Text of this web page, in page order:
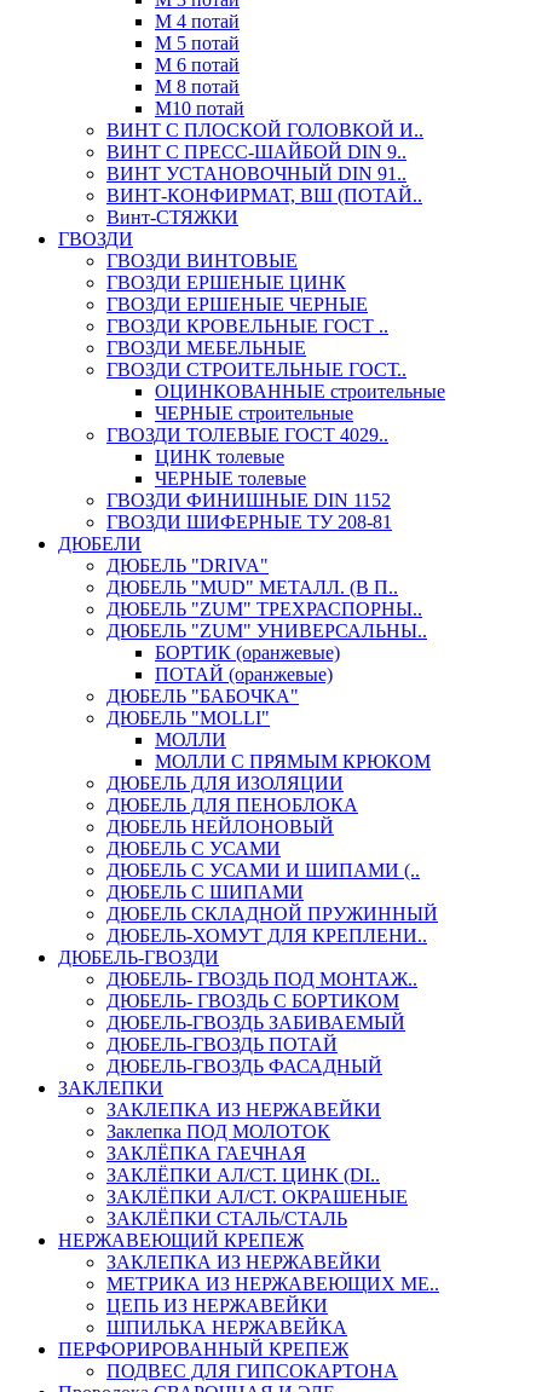
М 4 потай
М 5 потай
М 6 потай
М 8 потай
М10 потай
ВИНТ С ПЛОСКОЙ ГОЛОВКОЙ И..
ВИНТ С ПРЕСС-ШАЙБОЙ DIN 9..
ВИНТ УСТАНОВОЧНЫЙ DIN 91..
ВИНТ-КОНФИРМАТ, ВШ (ПОТАЙ..
Винт-СТЯЖКИ
ГВОЗДИ
ГВОЗДИ ВИНТОВЫЕ
ГВОЗДИ ЕРШЕНЫЕ ЦИНК
ГВОЗДИ ЕРШЕНЫЕ ЧЕРНЫЕ
ГВОЗДИ КРОВЕЛЬНЫЕ ГОСТ ..
ГВОЗДИ МЕБЕЛЬНЫЕ
ГВОЗДИ СТРОИТЕЛЬНЫЕ ГОСТ..
ОЦИНКОВАННЫЕ строительные
ЧЕРНЫЕ строительные
ГВОЗДИ ТОЛЕВЫЕ ГОСТ 4029..
ЦИНК толевые
ЧЕРНЫЕ толевые
ГВОЗДИ ФИНИШНЫЕ DIN 1152
ГВОЗДИ ШИФЕРНЫЕ ТУ 208-81
ДЮБЕЛИ
ДЮБЕЛЬ "DRIVA"
ДЮБЕЛЬ "MUD" МЕТАЛЛ. (В П..
ДЮБЕЛЬ "ZUM" ТРЕХРАСПОРНЫ..
ДЮБЕЛЬ "ZUM" УНИВЕРСАЛЬНЫ..
БОРТИК (оранжевые)
ПОТАЙ (оранжевые)
ДЮБЕЛЬ "БАБОЧКА"
ДЮБЕЛЬ "МOLLI"
МОЛЛИ
МОЛЛИ С ПРЯМЫМ КРЮКОМ
ДЮБЕЛЬ ДЛЯ ИЗОЛЯЦИИ
ДЮБЕЛЬ ДЛЯ ПЕНОБЛОКА
ДЮБЕЛЬ НЕЙЛОНОВЫЙ
ДЮБЕЛЬ С УСАМИ
ДЮБЕЛЬ С УСАМИ И ШИПАМИ (..
ДЮБЕЛЬ С ШИПАМИ
ДЮБЕЛЬ СКЛАДНОЙ ПРУЖИННЫЙ
ДЮБЕЛЬ-ХОМУТ ДЛЯ КРЕПЛЕНИ..
ДЮБЕЛЬ-ГВОЗДИ
ДЮБЕЛЬ- ГВОЗДЬ ПОД МОНТАЖ..
ДЮБЕЛЬ- ГВОЗДЬ С БОРТИКОМ
ДЮБЕЛЬ-ГВОЗДЬ ЗАБИВАЕМЫЙ
ДЮБЕЛЬ-ГВОЗДЬ ПОТАЙ
ДЮБЕЛЬ-ГВОЗДЬ ФАСАДНЫЙ
ЗАКЛЕПКИ
ЗАКЛЕПКА ИЗ НЕРЖАВЕЙКИ
Заклепка ПОД МОЛОТОК
ЗАКЛЁПКА ГАЕЧНАЯ
ЗАКЛЁПКИ АЛ/СТ. ЦИНК (DI..
ЗАКЛЁПКИ АЛ/СТ. ОКРАШЕНЫЕ
ЗАКЛЁПКИ СТАЛЬ/СТАЛЬ
НЕРЖАВЕЮЩИЙ КРЕПЕЖ
ЗАКЛЕПКА ИЗ НЕРЖАВЕЙКИ
МЕТРИКА ИЗ НЕРЖАВЕЮЩИХ МЕ..
ЦЕПЬ ИЗ НЕРЖАВЕЙКИ
ШПИЛЬКА НЕРЖАВЕЙКА
ПЕРФОРИРОВАННЫЙ КРЕПЕЖ
ПОДВЕС ДЛЯ ГИПСОКАРТОНА